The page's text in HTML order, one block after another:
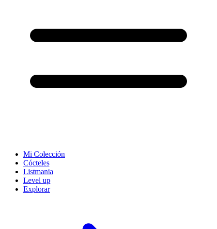
Mi Colección
Cócteles
Listmania
Level up
Explorar